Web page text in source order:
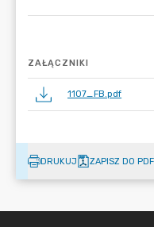
ZAŁĄCZNIKI
1107_FB.pdf
DRUKUJ ZAPISZ DO PDF